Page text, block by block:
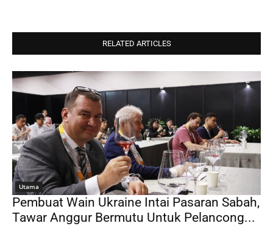
RELATED ARTICLES
Utama
Pembuat Wain Ukraine Intai Pasaran Sabah,
Tawar Anggur Bermutu Untuk Pelancong...